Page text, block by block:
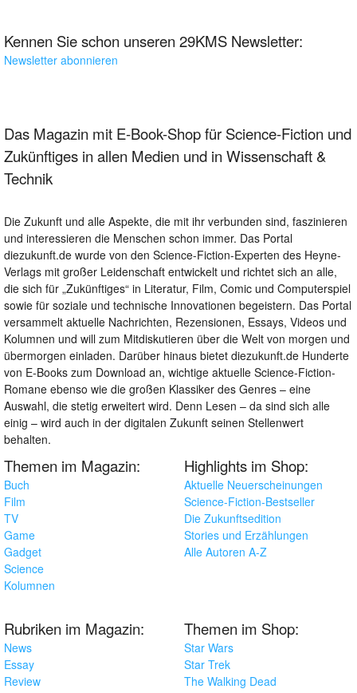
Kennen Sie schon unseren 29KMS Newsletter:
Newsletter abonnieren
Das Magazin mit E-Book-Shop für Science-Fiction und
Zukünftiges in allen Medien und in Wissenschaft &
Technik
Die Zukunft und alle Aspekte, die mit ihr verbunden sind, faszinieren
und interessieren die Menschen schon immer. Das Portal
diezukunft.de wurde von den Science-Fiction-Experten des Heyne-
Verlags mit großer Leidenschaft entwickelt und richtet sich an alle,
die sich für „Zukünftiges“ in Literatur, Film, Comic und Computerspiel
sowie für soziale und technische Innovationen begeistern. Das Portal
versammelt aktuelle Nachrichten, Rezensionen, Essays, Videos und
Kolumnen und will zum Mitdiskutieren über die Welt von morgen und
übermorgen einladen. Darüber hinaus bietet diezukunft.de Hunderte
von E-Books zum Download an, wichtige aktuelle Science-Fiction-
Romane ebenso wie die großen Klassiker des Genres – eine
Auswahl, die stetig erweitert wird. Denn Lesen – da sind sich alle
einig – wird auch in der digitalen Zukunft seinen Stellenwert
behalten.
Themen im Magazin:
Buch
Film
TV
Game
Gadget
Science
Kolumnen
Highlights im Shop:
Aktuelle Neuerscheinungen
Science-Fiction-Bestseller
Die Zukunftsedition
Stories und Erzählungen
Alle Autoren A-Z
Rubriken im Magazin:
News
Essay
Review
Themen im Shop:
Star Wars
Star Trek
The Walking Dead